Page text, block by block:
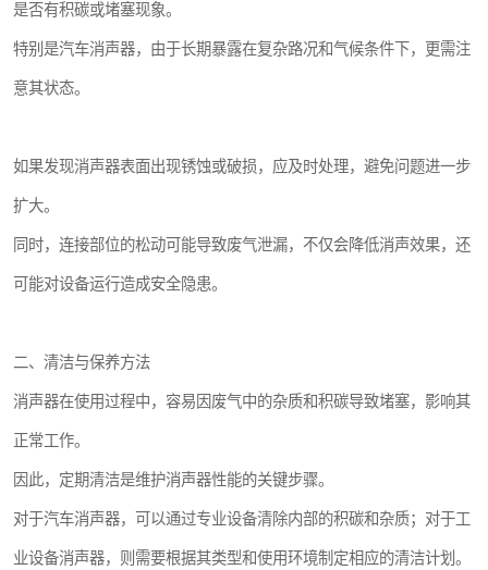
是否有积碳或堵塞现象。
特别是汽车消声器，由于长期暴露在复杂路况和气候条件下，更需注
意其状态。
如果发现消声器表面出现锈蚀或破损，应及时处理，避免问题进一步
扩大。
同时，连接部位的松动可能导致废气泄漏，不仅会降低消声效果，还
可能对设备运行造成安全隐患。
二、清洁与保养方法
消声器在使用过程中，容易因废气中的杂质和积碳导致堵塞，影响其
正常工作。
因此，定期清洁是维护消声器性能的关键步骤。
对于汽车消声器，可以通过专业设备清除内部的积碳和杂质；对于工
业设备消声器，则需要根据其类型和使用环境制定相应的清洁计划。